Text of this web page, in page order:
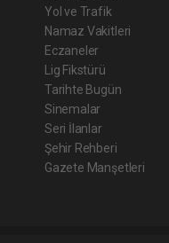
Yol ve Trafik
Namaz Vakitleri
Eczaneler
Lig Fikstürü
Tarihte Bugün
Sinemalar
Seri İlanlar
Şehir Rehberi
Gazete Manşetleri